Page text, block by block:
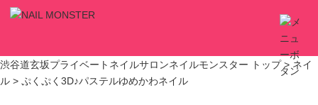
渋谷道玄坂プライベートネイルサロンネイルモンスター トップ > ネイ
ル > ぷくぷく3D♪パステルゆめかわネイル